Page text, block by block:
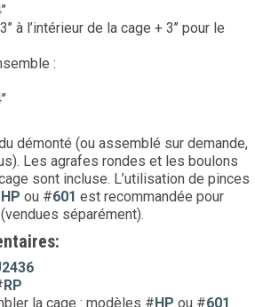
à l’intérieur de la cage + 3’’ pour le
:
démonté (ou assemblé sur demande,
Les agrafes rondes et les boulons
sont incluse. L’utilisation de pinces
HP ou #601 est recommandée pour
séparément).
RP
la cage : modèles #HP ou #601